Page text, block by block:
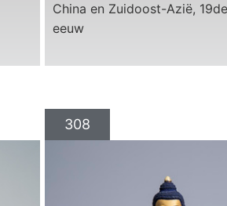
China en Zuidoost-Azië,
eeuw
308